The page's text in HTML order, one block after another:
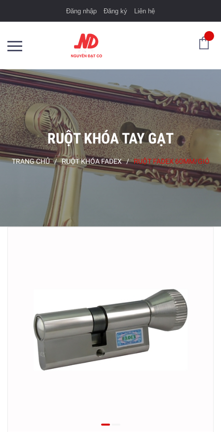
Đăng nhập Đăng ký Liên hệ
RUỘT KHÓA TAY GẠT
TRANG CHỦ / RUỘT KHÓA FADEX / RUỘT FADEX 60MM/GIÓ